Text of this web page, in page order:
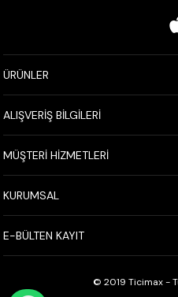
ÜRÜNLER
ALIŞVERİŞ BİLGİLERİ
MÜŞTERİ HİZMETLERİ
KURUMSAL
E-BÜLTEN KAYIT
© 2019 Ticimax -